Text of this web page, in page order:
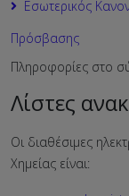
Εσωτερικός
Πρόσβασης
Πληροφορίες στο
Λίστες
Οι διαθέσιμες
Χημείας είναι: